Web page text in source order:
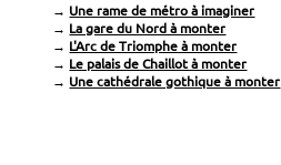
→ Une rame de métro à imaginer
→ La gare du Nord à monter
→ L'Arc de Triomphe à monter
→ Le palais de Chaillot à monter
→ Une cathédrale gothique à monter